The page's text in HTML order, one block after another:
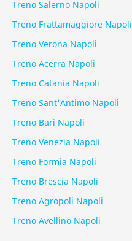
Treno Salerno Napoli
Treno Frattamaggiore Napoli
Treno Verona Napoli
Treno Acerra Napoli
Treno Catania Napoli
Treno Sant'Antimo Napoli
Treno Bari Napoli
Treno Venezia Napoli
Treno Formia Napoli
Treno Brescia Napoli
Treno Agropoli Napoli
Treno Avellino Napoli